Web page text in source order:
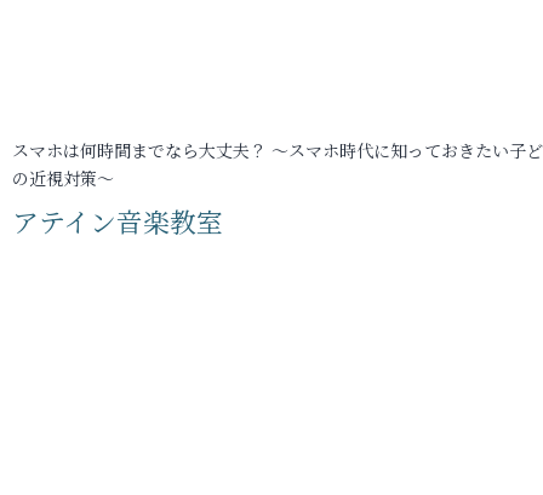
スマホは何時間までなら大丈夫？ ～スマホ時代に知っておきたい子
の近視対策～
アテイン音楽教室